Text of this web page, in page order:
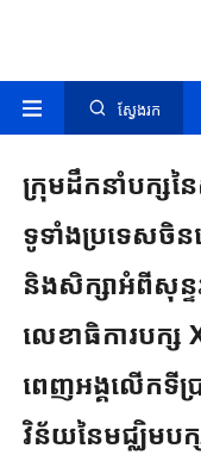
ស្វែងរក
ក្រុម​ដឹកនាំ​បក្ស​ន
ទូទាំងប្រទេសចិន
និង​សិក្សា​អំពី​សុន្ទ
លេខាធិការបក្ស
ពេញអង្គ​លើក​ទី​ប្
វិន័យនៃមជ្ឈិមប